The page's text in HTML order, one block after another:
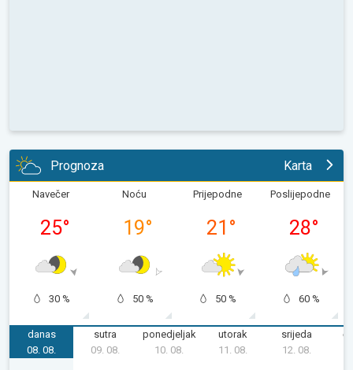
Prognoza Karta
Navečer
25°
30 %
Noću
19°
50 %
Prijepodne
21 °
50 %
Poslijepodne
28°
60 %
danas
subota, 08. 08.
08. 08.
sutra
09. 08.
ponedjeljak
10. 08.
utorak
11. 08.
srijeda
12. 08.